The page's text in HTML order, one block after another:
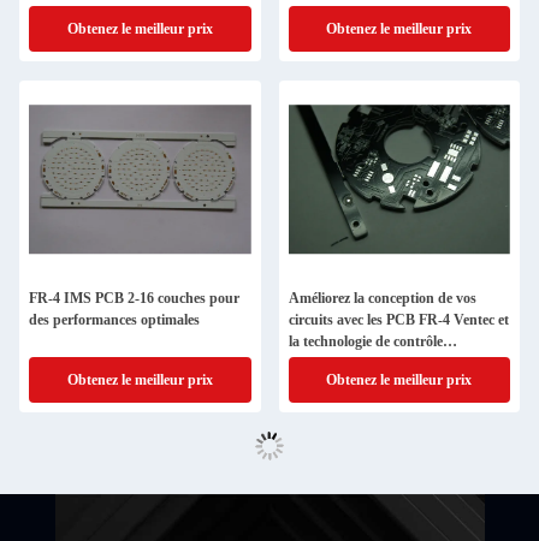
Obtenez le meilleur prix
sérigraphie de 0,1 mm minimum
pour la gestion thermique
Obtenez le meilleur prix
FR-4 IMS PCB 2-16 couches pour
des performances optimales
Obtenez le meilleur prix
Améliorez la conception de vos
circuits avec les PCB FR-4 Ventec et
la technologie de contrôle
d'impédance
Obtenez le meilleur prix